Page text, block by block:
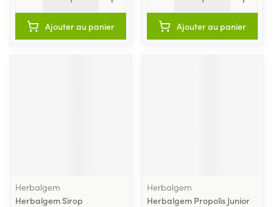
Ajouter au panier Ajouter au panier
Herbalgem
Herbalgem Sirop
Herbalgem
Herbalgem Propolis Junior